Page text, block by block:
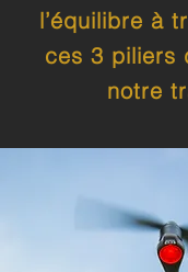
l’équilibre à
ces 3 piliers
notre